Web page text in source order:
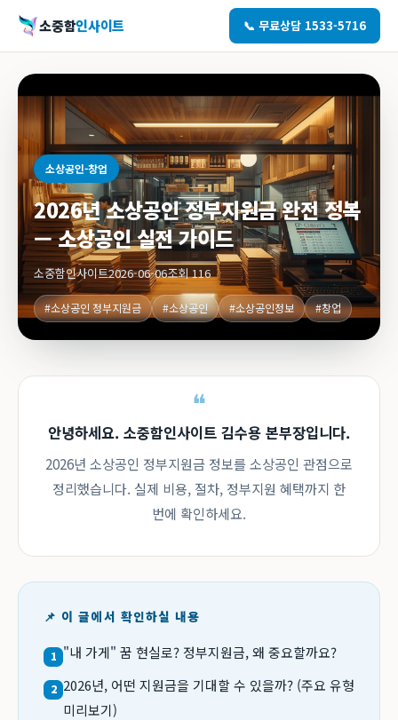
소중함인사이트 📞 무료상담 1533-5716
소상공인-창업
2026년 소상공인 정부지원금 완전 정복
— 소상공인 실전 가이드
소중함인사이트2026-06-06조회 116
#소상공인 정부지원금 #소상공인 #소상공인정보 #창업
안녕하세요. 소중함인사이트 김수용 본부장입니다.
2026년 소상공인 정부지원금 정보를 소상공인 관점으로
정리했습니다. 실제 비용, 절차, 정부지원 혜택까지 한
번에 확인하세요.
📌 이 글에서 확인하실 내용
1 "내 가게" 꿈 현실로? 정부지원금, 왜 중요할까요?
2 2026년, 어떤 지원금을 기대할 수 있을까? (주요 유형
미리보기)